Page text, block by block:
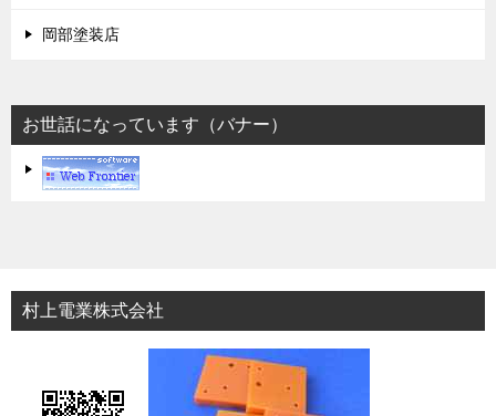
岡部塗装店
お世話になっています（バナー）
村上電業株式会社